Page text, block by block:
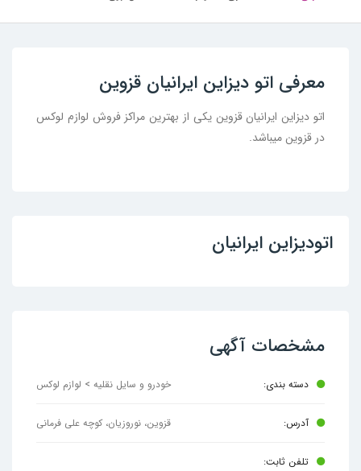
معرفی اتو دیزاین ایرانیان قزوین
اتو دیزاین ایرانیان قزوین یکی از بهترین مراکز فروش لوازم لوکس
در قزوین میباشد.
اتودیزاین ایرانیان
مشخصات آگهی
دسته بندی: خودرو و سایل نقلیه > لوازم لوکس
آدرس: قزوین، نوروزیان، کوچه علی فرمانی
تلفن ثابت: